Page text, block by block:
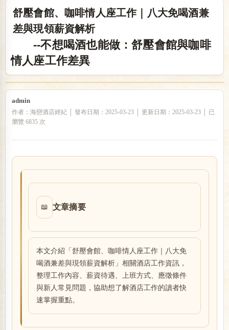
» ›
舒壓會館、咖啡情人座工作｜八大免喝酒兼
差與現領薪資解析
--不想喝酒也能做：舒壓會館與咖啡
情人座工作差異
admin
作者：海戀酒店經紀 │ 發布日期：2025-03-23 │ 更新日期：2025-03-23 │ 已
瀏覽 6835 次
📖 文章摘要
本文介紹「舒壓會館、咖啡情人座工作｜八大免
喝酒兼差與現領薪資解析」相關酒店工作資訊，
整理工作內容、薪資待遇、上班方式、應徵條件
與新人常見問題，協助想了解酒店工作的讀者快
速掌握重點。